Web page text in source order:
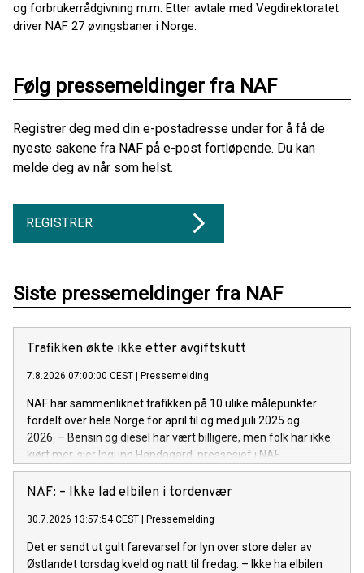
og forbrukerrådgivning m.m. Etter avtale med Vegdirektoratet
driver NAF 27 øvingsbaner i Norge.
Følg pressemeldinger fra NAF
Registrer deg med din e-postadresse under for å få de
nyeste sakene fra NAF på e-post fortløpende. Du kan
melde deg av når som helst.
REGISTRER
Siste pressemeldinger fra NAF
Trafikken økte ikke etter avgiftskutt
7.8.2026 07:00:00 CEST Pressemelding
NAF har sammenliknet trafikken på 10 ulike målepunkter
fordelt over hele Norge for april til og med juli 2025 og
2026. – Bensin og diesel har vært billigere, men folk har ikke
kjørt mer, sier Ingunn Handagard, pressesjef i NAF.
NAF: – Ikke lad elbilen i tordenvær
30.7.2026 13:57:54 CEST Pressemelding
Det er sendt ut gult farevarsel for lyn over store deler av
Østlandet torsdag kveld og natt til fredag. – Ikke ha elbilen